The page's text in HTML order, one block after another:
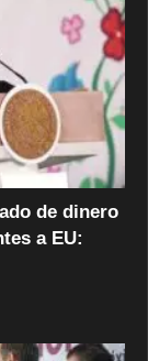
de dinero
a EU: